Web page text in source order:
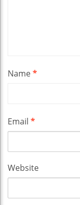
Name*
Email *
Website